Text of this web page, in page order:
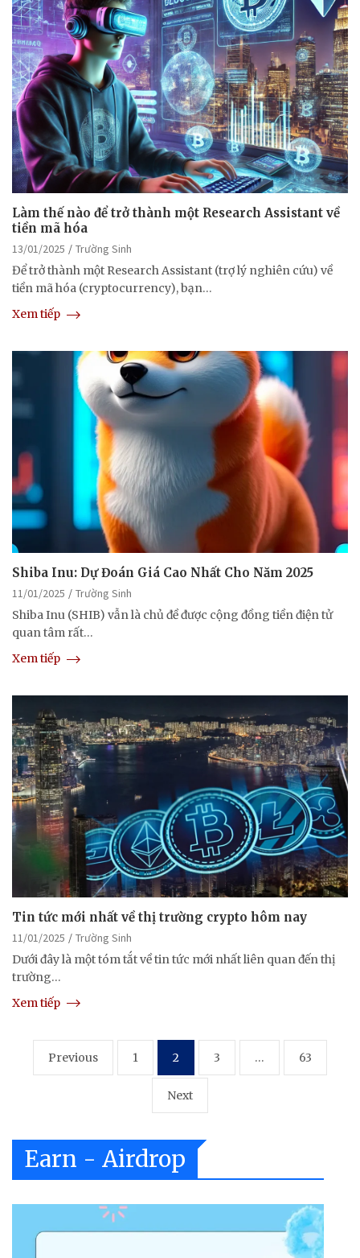
Làm thế nào để trở thành một Research Assistant về
tiền mã hóa
13/01/2025
Trường Sinh
Để trở thành một Research Assistant (trợ lý nghiên cứu) về
tiền mã hóa (cryptocurrency), bạn…
Xem tiếp
Shiba Inu: Dự Đoán Giá Cao Nhất Cho Năm 2025
11/01/2025
Trường Sinh
Shiba Inu (SHIB) vẫn là chủ đề được cộng đồng tiền điện tử
quan tâm rất…
Xem tiếp
Tin tức mới nhất về thị trường crypto hôm nay
11/01/2025
Trường Sinh
Dưới đây là một tóm tắt về tin tức mới nhất liên quan đến thị
trường…
Xem tiếp
Posts
pagination
Previous 1 2 3 … 63
Next
Earn - Airdrop